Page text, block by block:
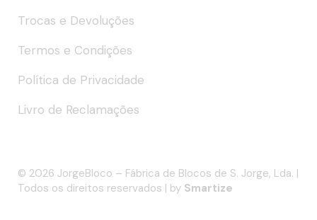
Trocas e Devoluções
Termos e Condições
Política de Privacidade
Livro de Reclamações
© 2026 JorgeBloco – Fábrica de Blocos de S. Jorge, Lda. |
Todos os direitos reservados | by Smartize